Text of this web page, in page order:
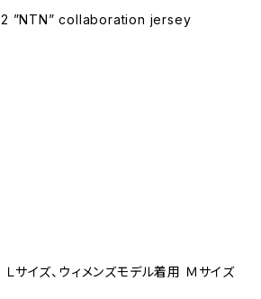
”NTN” collaboration jersey
サイズ、ウィメンズモデル着用 Ｍサイズ